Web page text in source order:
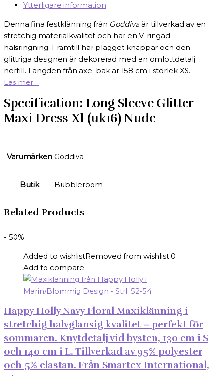
Ytterligare information
Denna fina festklänning från Goddiva är tillverkad av en
stretchig materialkvalitet och har en V-ringad
halsringning. Framtill har plagget knappar och den
glittriga designen är dekorerad med en omlottdetalj
nertill. Längden från axel bak är 158 cm i storlek XS.
Läs mer…
Specification: Long Sleeve Glitter
Maxi Dress Xl (uk16) Nude
Varumärken Goddiva
Butik Bubbleroom
Related Products
- 50%
Added to wishlistRemoved from wishlist 0
Add to compare
Happy Holly Navy Floral Maxiklänning i
stretchig halvglansig kvalitet – perfekt för
sommaren. Knytdetalj vid bysten, 130 cm i S
och 140 cm i L. Tillverkad av 95% polyester
och 5% elastan. Från Smartex International,